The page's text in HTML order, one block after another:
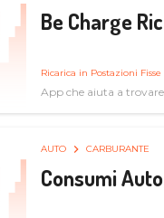
Be Charge
Ricarica in Postazioni Fisse
App che aiuta a
AUTO CARBURANTE
Consumi